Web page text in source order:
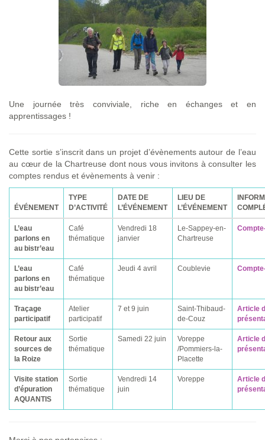
Une journée très conviviale, riche en échanges et en
apprentissages !
Cette sortie s’inscrit dans un projet d’évènements autour de l’eau
au cœur de la Chartreuse dont nous vous invitons à consulter les
comptes rendus et évènements à venir :
ÉVÉNEMENT
TYPE
D’ACTIVITÉ
DATE DE
L’ÉVÉNEMENT
LIEU DE
L’ÉVÉNEMENT
L’eau
parlons en
au bistr’eau
Café
thématique
Vendredi 18
janvier
Le-Sappey-en-
Chartreuse
L’eau
parlons en
au bistr’eau
Café
thématique
Jeudi 4 avril Coublevie
Traçage
participatif
Atelier
participatif
7 et 9 juin
Saint-Thibaud-
de-Couz
Article
Retour aux
sources de
la Roize
Sortie
thématique
Samedi 22 juin
Voreppe
/Pommiers-la-
Placette
Article
Visite station
d’épuration
AQUANTIS
Sortie
thématique
Vendredi 14
juin
Voreppe
Article